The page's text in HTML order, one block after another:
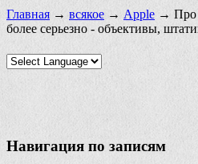
Главная → всякое → Apple → Про
более серьезно - объективы,
Навигация по записям